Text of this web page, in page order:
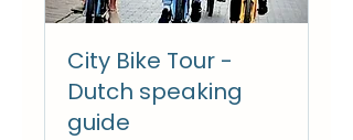
City Bike Tour -
Dutch speaking
guide